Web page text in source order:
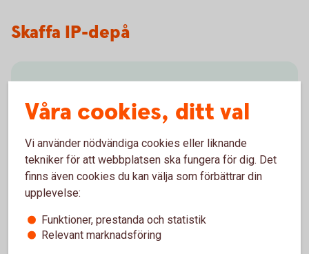
Skaffa IP-depå
Besök oss
Välkommen till vårt kontor så hjälper vi dig.
Hitta till vårtbankkontor
Ring oss
Våra cookies, ditt val
Vi använder nödvändiga cookies eller liknande
tekniker för att webbplatsen ska fungera för dig. Det
finns även cookies du kan välja som förbättrar din
upplevelse:
Funktioner, prestanda och statistik
Relevant marknadsföring